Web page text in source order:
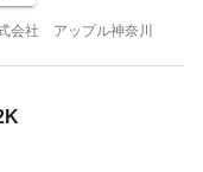
会社 アップル神奈川